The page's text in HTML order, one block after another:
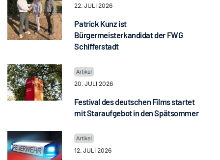
22. JULI 2026
Patrick Kunz ist
Bürgermeisterkandidat der FWG
Schifferstadt
20. JULI 2026
Festival des deutschen Films startet
mit Staraufgebot in den Spätsommer
12. JULI 2026